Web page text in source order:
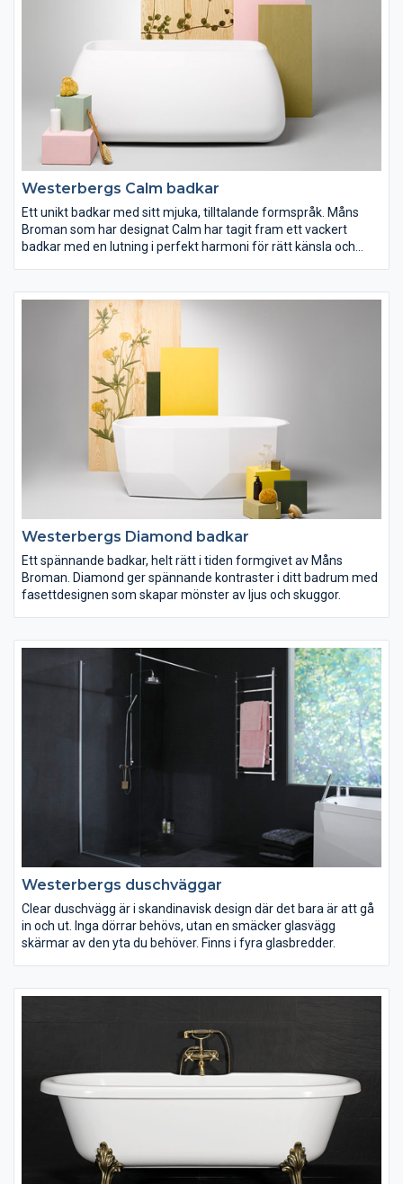
Westerbergs Calm badkar
Ett unikt badkar med sitt mjuka, tilltalande formspråk. Måns
Broman som har designat Calm har tagit fram ett vackert
badkar med en lutning i perfekt harmoni för rätt känsla och
Westerbergs Diamond badkar
Ett spännande badkar, helt rätt i tiden formgivet av Måns
Broman. Diamond ger spännande kontraster i ditt badrum med
fasettdesignen som skapar mönster av ljus och skuggor.
Westerbergs duschväggar
Clear duschvägg är i skandinavisk design där det bara är att gå
in och ut. Inga dörrar behövs, utan en smäcker glasvägg
skärmar av den yta du behöver. Finns i fyra glasbredder.